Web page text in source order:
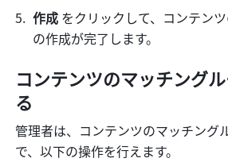
作成 をクリックして、コンテン
の作成が完了します。
コンテンツのマッチング
る
管理者は、コンテンツのマッチング
で、以下の操作を行えます。